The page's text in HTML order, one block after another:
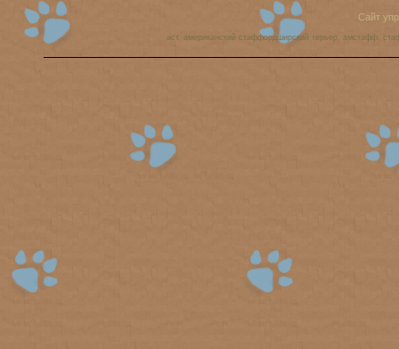
Сайт
аст, американский стаффордширский терьер, амстафф,